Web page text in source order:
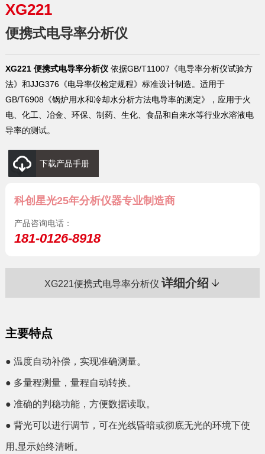
XG221
便携式电导率分析仪
XG221 便携式电导率分析仪依据GB/T11007《电导率分析仪试验方
法》和JJG376《电导率仪检定规程》标准设计制造。适用于
GB/T6908《锅炉用水和冷却水分析方法电导率的测定》，应用于火
电、化工、冶金、环保、制药、生化、食品和自来水等行业水溶液电
导率的测试。
下载产品手册
科创星光25年分析仪器专业制造商
产品咨询电话：
181-0126-8918
XG221便携式电导率分析仪 详细介绍
主要特点
● 温度自动补偿，实现准确测量。
● 多量程测量，量程自动转换。
● 准确的判稳功能，方便数据读取。
● 背光可以进行调节，可在光线昏暗或彻底无光的环境下使
用,显示始终清晰。